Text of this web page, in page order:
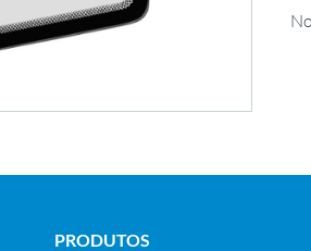
PRODUTOS